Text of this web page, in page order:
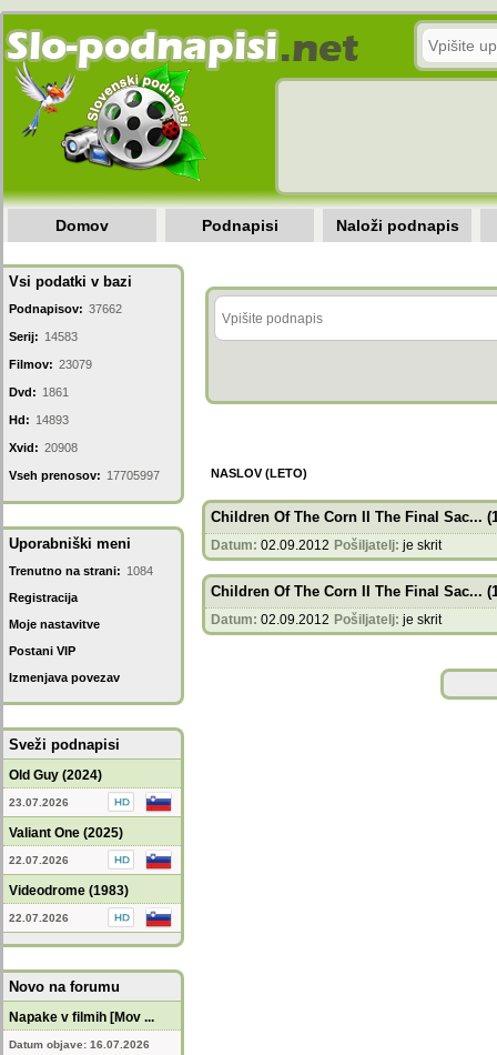
Domov Podnapisi Naloži podnapis
Vsi podatki v bazi
Podnapisov: 37662
Serij: 14583
Filmov: 23079
Dvd: 1861
Hd: 14893
Xvid: 20908
Vseh prenosov: 17705997
Uporabniški meni
Trenutno na strani: 1084
Registracija
Moje nastavitve
Postani VIP
Izmenjava povezav
Sveži podnapisi
Old Guy (2024)
23.07.2026
Valiant One (2025)
22.07.2026
Videodrome (1983)
22.07.2026
Novo na forumu
Napake v filmih [Mov ...
Datum objave: 16.07.2026
NASLOV (LETO)
Children Of The Corn II The Final Sac...
Datum: 02.09.2012 Pošiljatelj: je skrit
Children Of The Corn II The Final Sac...
Datum: 02.09.2012 Pošiljatelj: je skrit